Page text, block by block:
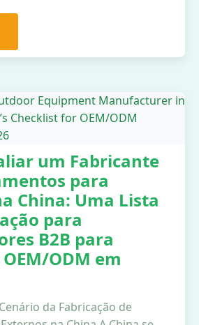
um Fabricante
para
China: Uma Lista
para
B2B para
ODM em
da Fabricação de